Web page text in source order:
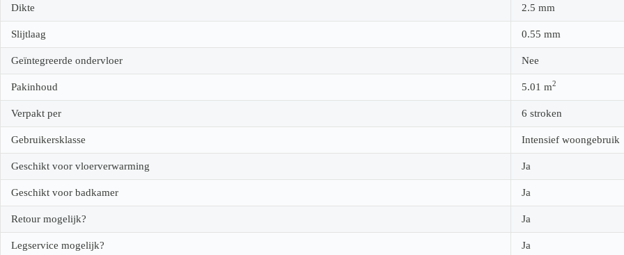
Dikte 2.5 mm
Slijtlaag 0.55 mm
Geïntegreerde ondervloer Nee
Pakinhoud 5.01 m2
Verpakt per 6 stroken
Gebruikersklasse Intensief woongebruik
Geschikt voor vloerverwarming Ja
Geschikt voor badkamer Ja
Retour mogelijk? Ja
Legservice mogelijk? Ja